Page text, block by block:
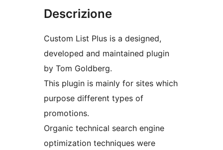
Descrizione
Custom List Plus is a designed,
developed and maintained plugin
by Tom Goldberg.
This plugin is mainly for sites which
purpose different types of
promotions.
Organic technical search engine
optimization techniques were